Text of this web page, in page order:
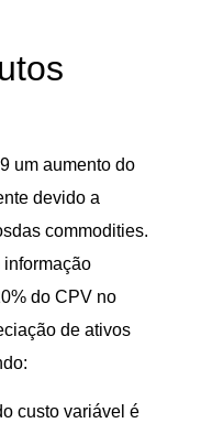
um aumento do
devido a
commodities.
informação
do CPV no
de ativos
custo variável é